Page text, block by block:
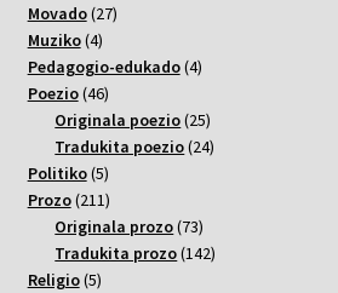
Movado 2727
Muziko 44
varoj
Pedagogio-edukado 44
Poezio 4646
varoj
Originala poezio 2525
varoj
Tradukita poezio 2424
Politiko 55
varoj
Prozo 211211
varoj
Originala prozo 7373
varoj
Tradukita prozo 142142
Religio 55